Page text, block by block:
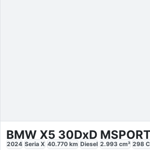
BMW X5 30DxD
2024 Seria X 40.770 km Diesel 2.993 cm³ 298